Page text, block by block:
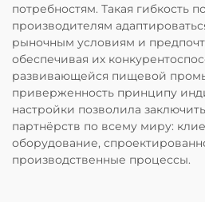
потребностям. Такая гибкость
производителям
рыночным условиям и
обеспечивая их
развивающейся пищевой
приверженность принципу
настройки позволила
партнёрств по всему миру:
оборудование,
производственные процессы.